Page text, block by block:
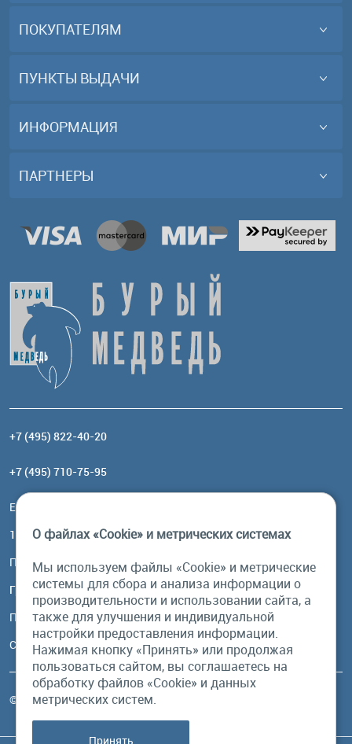
ПОКУПАТЕЛЯМ
ПУНКТЫ ВЫДАЧИ
ИНФОРМАЦИЯ
ПАРТНЕРЫ
+7 (495) 822-40-20
+7 (495) 710-75-95
Email:
117485, Москва, ул. Профсоюзная, 84/32, корп 1
Посмотреть на карте
График работы
Пн-Пт: с 10:00 до 18:00
Сб, Вс: выходной
© Бурый Медведь MMXXVI. Все права защищены.
О файлах «Cookie» и метрических системах
Мы используем файлы «Cookie» и метрические
системы для сбора и анализа информации о
производительности и использовании сайта, а
также для улучшения и индивидуальной
настройки предоставления информации.
Нажимая кнопку «Принять» или продолжая
пользоваться сайтом, вы соглашаетесь на
обработку файлов «Cookie» и данных
метрических систем.
Принять